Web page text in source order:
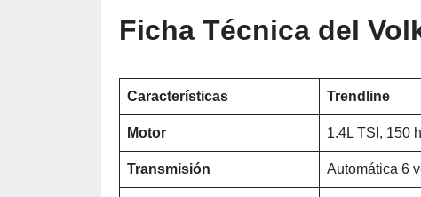
Ficha Técnica del
Características Trendline
Motor 1.4L TSI, 150
Transmisión Automática 6